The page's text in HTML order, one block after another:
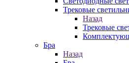
Трековые
Назад
Трековые
Бра
Назад